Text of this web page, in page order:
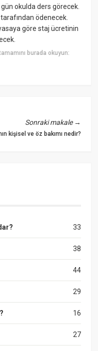
gün okulda ders görecek.
ödenecek.
göre staj ücretinin
burada okuyun:
Sonraki makale→
kişisel ve öz bakımı nedir?
33
38
44
29
16
27